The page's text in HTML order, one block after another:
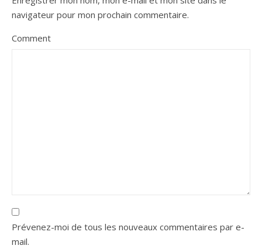
navigateur pour mon prochain commentaire.
Comment
Prévenez-moi de tous les nouveaux commentaires par e-
mail.